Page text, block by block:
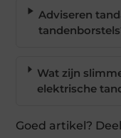
Adviseren
Wat zijn
elektrische
Goed artikel?